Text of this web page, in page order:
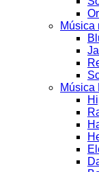
Música
Música